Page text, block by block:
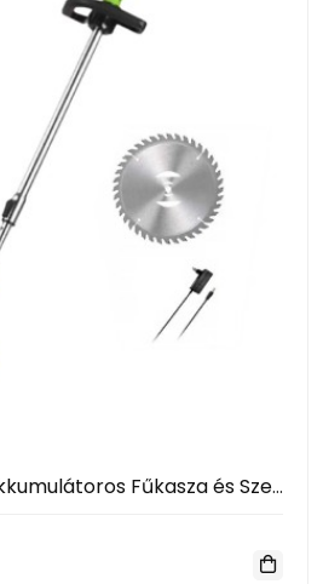
Kimiyo CH23-361 Akkumulátoros Fűkasza és Szegélynyíró 24V – 2 Akkumulátorral